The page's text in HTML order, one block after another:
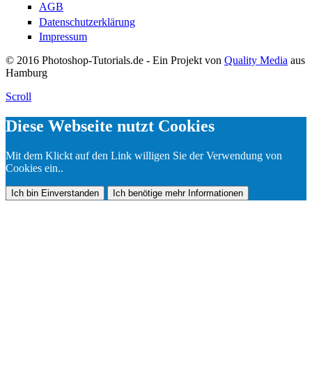
AGB
Datenschutzerklärung
Impressum
© 2016 Photoshop-Tutorials.de - Ein Projekt von Quality Media aus
Hamburg
Scroll
Diese Webseite nutzt Cookies
Mit dem Klickt auf den Link willigen Sie der Verwendung von
Cookies ein..
Ich bin Einverstanden Ich benötige mehr Informationen